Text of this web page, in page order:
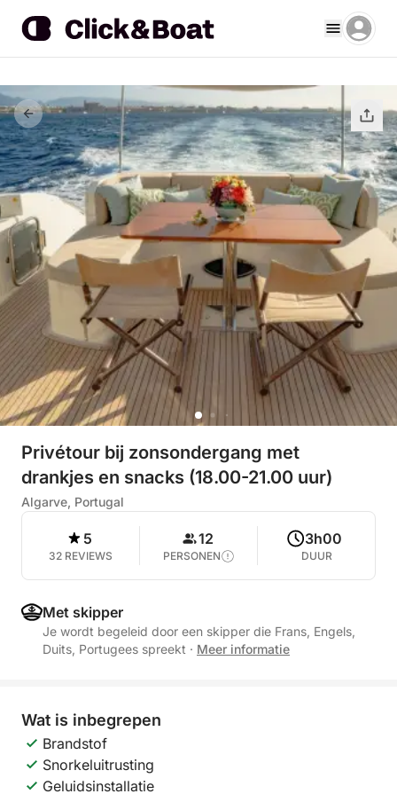
Privétour bij zonsondergang met
drankjes en snacks (18.00-21.00 uur)
Algarve, Portugal
5
32 REVIEWS
12
PERSONEN
3h00
DUUR
Met skipper
Je wordt begeleid door een skipper die Frans, Engels,
Duits, Portugees spreekt · Meer informatie
Wat is inbegrepen
Brandstof
Snorkeluitrusting
Geluidsinstallatie